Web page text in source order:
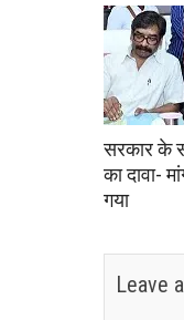
सरकार के
का दावा-
गया
Leave